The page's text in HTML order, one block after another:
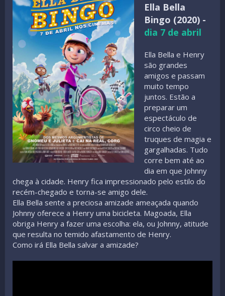
Ella Bella
Bingo (2020) -
dia 7 de abril
Ella Bella e Henry
são grandes
amigos e passam
muito tempo
juntos. Estão a
preparar um
espectáculo de
circo cheio de
truques de magia e
gargalhadas. Tudo
corre bem até ao
dia em que Johnny
chega à cidade. Henry fica impressionado pelo estilo do
recém-chegado e torna-se amigo dele.
Ella Bella sente a preciosa amizade ameaçada quando
Johnny oferece a Henry uma bicicleta. Magoada, Ella
obriga Henry a fazer uma escolha: ela, ou Johnny, atitude
que resulta no temido afastamento de Henry.
Como irá Ella Bella salvar a amizade?